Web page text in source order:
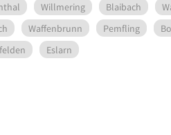
Willmering Blaibach
Waffenbrunn Pemfling
Eslarn